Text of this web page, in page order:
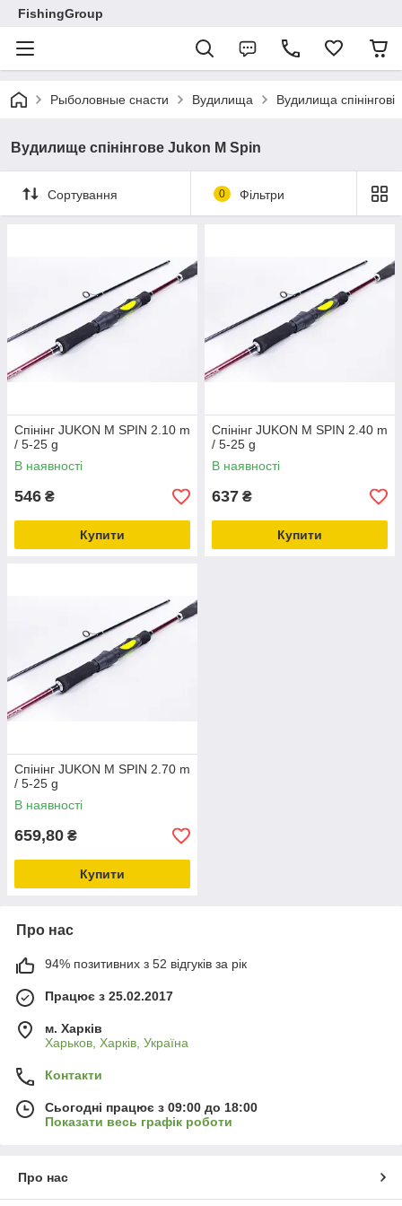
FishingGroup
Рыболовные снасти Вудилища Вудилища спінінгові
Вудилище спінінгове Jukon M Spin
Сортування 0 Фільтри
Спінінг JUKON M SPIN 2.10 m
/ 5-25 g
В наявності
546 ₴
Купити
Спінінг JUKON M SPIN 2.40 m
/ 5-25 g
В наявності
637 ₴
Купити
Спінінг JUKON M SPIN 2.70 m
/ 5-25 g
В наявності
659,80 ₴
Купити
Про нас
94% позитивних з 52 відгуків за рік
Працює з 25.02.2017
м. Харків
Харьков, Харків, Україна
Контакти
Сьогодні працює з 09:00 до 18:00
Показати весь графік роботи
Про нас